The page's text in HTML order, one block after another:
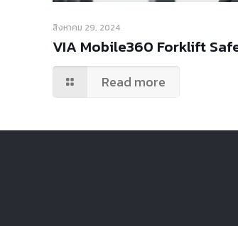
สิงหาคม 29, 2024
VIA Mobile360 Forklift
Read more